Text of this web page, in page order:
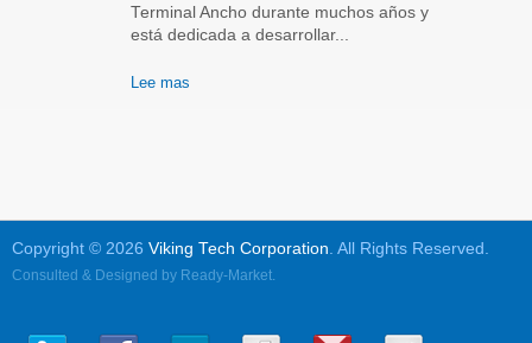
Terminal Ancho durante muchos años y
está dedicada a desarrollar...
Lee mas
Copyright © 2026 Viking Tech Corporation . All Rights Reserved.
Consulted & Designed by Ready-Market